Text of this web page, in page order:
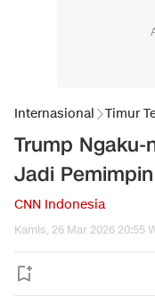
Internasional Timur
Trump
Jadi
CNN Indonesia
Kamis, 26 Mar 2026 20:55